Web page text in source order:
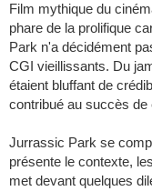
Film mythique du
phare de la prolifique
Park n'a décidément
CGI vieillissants. Du
étaient bluffant de
contribué au succès de
Jurrassic Park se
présente le contexte,
met devant quelques